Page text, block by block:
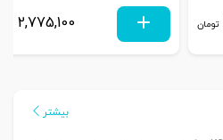
تومان 2,775,100
بیشتر